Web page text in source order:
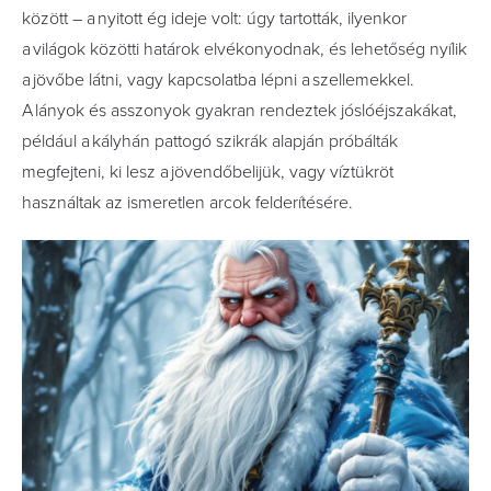
között – a nyitott ég ideje volt: úgy tartották, ilyenkor
a világok közötti határok elvékonyodnak, és lehetőség nyílik
a jövőbe látni, vagy kapcsolatba lépni a szellemekkel.
A lányok és asszonyok gyakran rendeztek jóslóéjszakákat,
például a kályhán pattogó szikrák alapján próbálták
megfejteni, ki lesz a jövendőbelijük, vagy víztükröt
használtak az ismeretlen arcok felderítésére.